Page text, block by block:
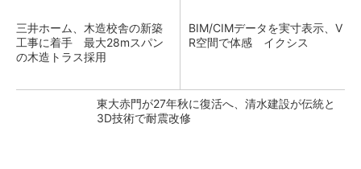
三井ホーム、木造校舎の新築
工事に着手 最大28mスパン
の木造トラス採用
BIM/CIMデータを実寸表示、V
R空間で体感 イクシス
東大赤門が27年秋に復活へ、清水建設が伝統と
3D技術で耐震改修